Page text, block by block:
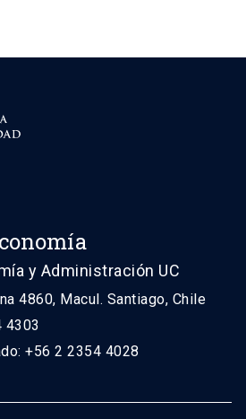
y Administración UC
4860, Macul. Santiago, Chile
4303
+56 2 2354 4028